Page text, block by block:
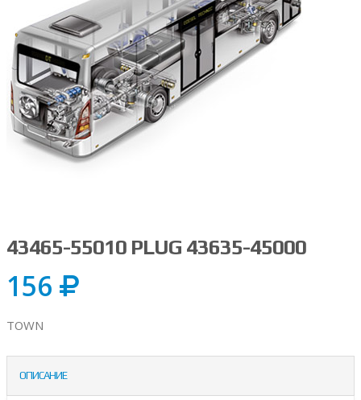
43465-55010 PLUG 43635-45000
156
TOWN
ОПИСАНИЕ